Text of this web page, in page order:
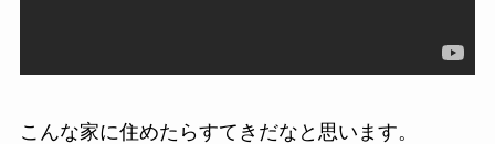
こんな家に住めたらすてきだなと思います。